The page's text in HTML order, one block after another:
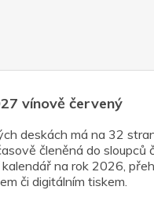
vínově červený
deskách má na 32
členěná do
na rok 2026,
či digitálním tiskem.